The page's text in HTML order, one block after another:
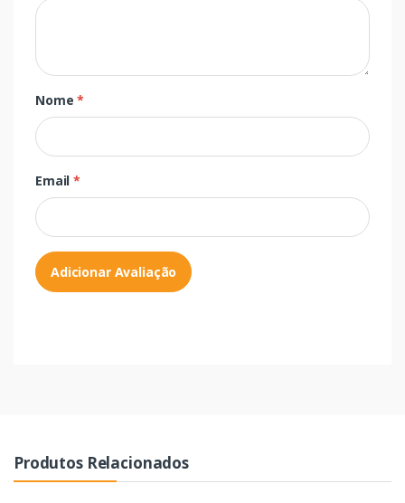
Nome*
Email*
Adicionar Avaliação
Produtos Relacionados